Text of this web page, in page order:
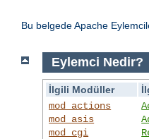
Bu belgede Apache
Eylemci Nedir?
İlgili Modüller
mod_actions
mod_asis
mod_cgi